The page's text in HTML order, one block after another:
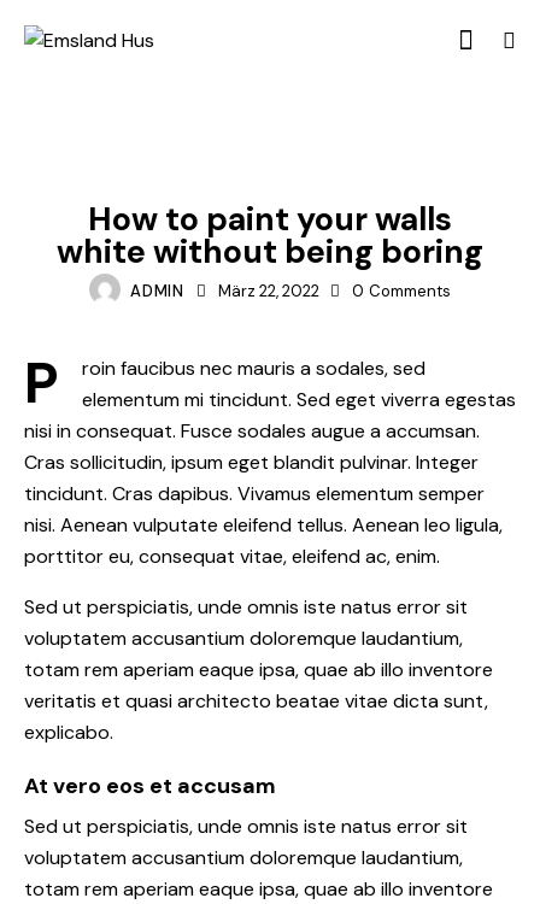
How to paint your walls
white without being boring
ADMIN März 22, 2022 0 Comments
P
roin faucibus nec mauris a sodales, sed
elementum mi tincidunt. Sed eget viverra egestas
nisi in consequat. Fusce sodales augue a accumsan.
Cras sollicitudin, ipsum eget blandit pulvinar. Integer
tincidunt. Cras dapibus. Vivamus elementum semper
nisi. Aenean vulputate eleifend tellus. Aenean leo ligula,
porttitor eu, consequat vitae, eleifend ac, enim.
Sed ut perspiciatis, unde omnis iste natus error sit
voluptatem accusantium doloremque laudantium,
totam rem aperiam eaque ipsa, quae ab illo inventore
veritatis et quasi architecto beatae vitae dicta sunt,
explicabo.
At vero eos et accusam
Sed ut perspiciatis, unde omnis iste natus error sit
voluptatem accusantium doloremque laudantium,
totam rem aperiam eaque ipsa, quae ab illo inventore